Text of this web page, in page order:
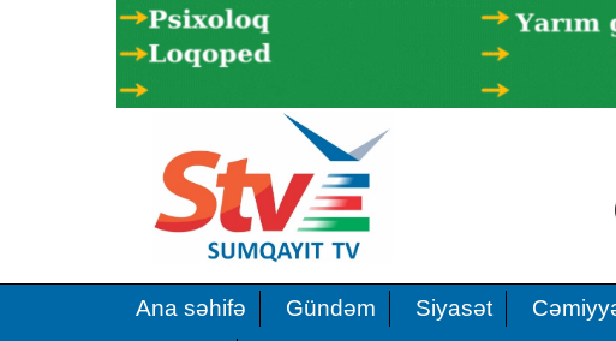
Ana səhifə Gündəm Siyasət